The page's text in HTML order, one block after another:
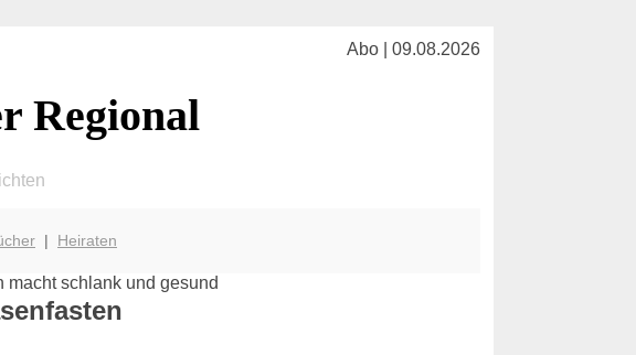
Abo | 09.08.2026
Regional
| Heiraten